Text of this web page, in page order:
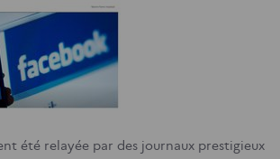
été relayée par des journaux prestigieux